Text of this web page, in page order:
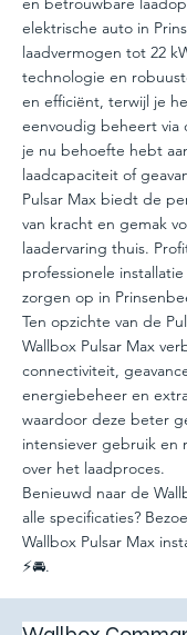
elektrische auto in
laadvermogen tot 22
technologie en
en efficiënt, terwijl je
eenvoudig beheert via
je nu behoefte hebt
laadcapaciteit of
Pulsar Max biedt de
van kracht en gemak
laadervaring thuis.
professionele
zorgen op in
Ten opzichte van de
Wallbox Pulsar Max
connectiviteit,
energiebeheer en
waardoor deze beter
intensiever gebruik
over het laadproces.
Benieuwd naar de
alle specificaties?
Wallbox Pulsar Max
⚡🚘.